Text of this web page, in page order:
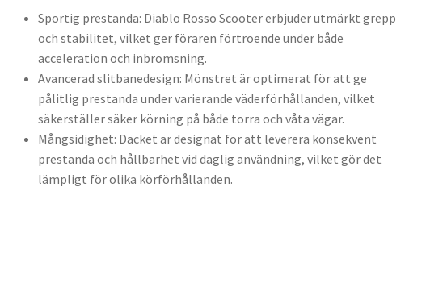
Sportig prestanda: Diablo Rosso Scooter erbjuder utmärkt grepp
och stabilitet, vilket ger föraren förtroende under både
acceleration och inbromsning.
Avancerad slitbanedesign: Mönstret är optimerat för att ge
pålitlig prestanda under varierande väderförhållanden, vilket
säkerställer säker körning på både torra och våta vägar.
Mångsidighet: Däcket är designat för att leverera konsekvent
prestanda och hållbarhet vid daglig användning, vilket gör det
lämpligt för olika körförhållanden.